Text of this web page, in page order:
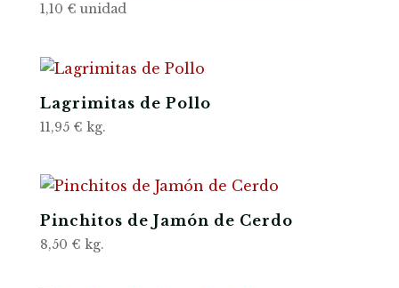
1,10 € unidad
Lagrimitas de Pollo
11,95 € kg.
Pinchitos de Jamón de Cerdo
8,50 € kg.